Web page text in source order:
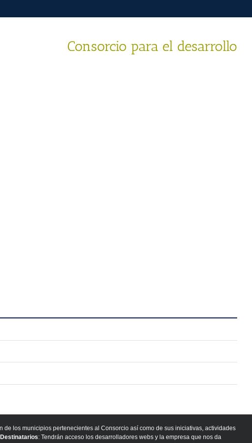
Consorcio para el desarrollo
de los municipios pertenecientes al Consorcio así como de sus iniciativas, actividades
Destinatarios: Tendrán acceso los desarrolladores webs y la empresa que nos da